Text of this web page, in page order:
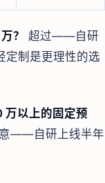
？
超过——自研
制是更理性的选
万以上的固定预
——自研上线半年